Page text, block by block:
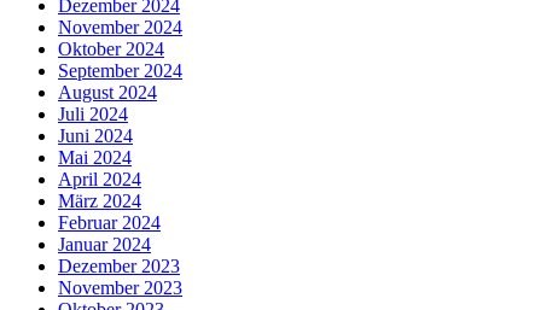
Dezember 2024
November 2024
Oktober 2024
September 2024
August 2024
Juli 2024
Juni 2024
Mai 2024
April 2024
März 2024
Februar 2024
Januar 2024
Dezember 2023
November 2023